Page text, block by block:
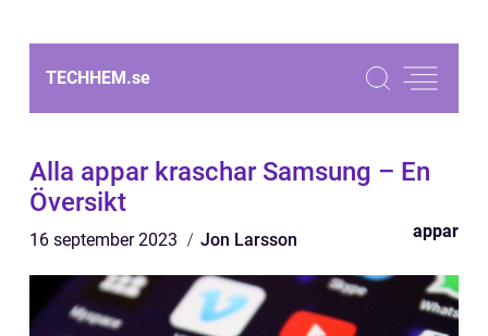
TECHHEM.se
Alla appar kraschar Samsung – En
Översikt
16 september 2023 Jon Larsson appar